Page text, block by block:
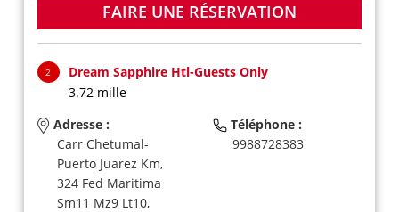
FAIRE UNE RÉSERVATION
2
Dream Sapphire Htl-Guests Only
3.72 mille
Adresse :
Carr Chetumal-
Puerto Juarez Km,
324 Fed Maritima
Sm11 Mz9 Lt10,
Téléphone :
9988728383